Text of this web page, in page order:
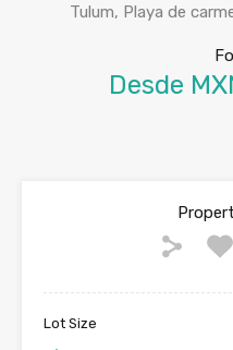
Tulum, Playa de
Desde
Lot Size